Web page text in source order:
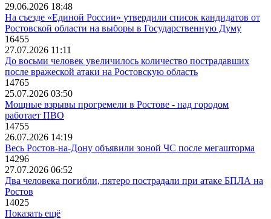
29.06.2026 18:48
На съезде «Единой России» утвердили список кандидатов от
Ростовской области на выборы в Государственную Думу
16455
27.07.2026 11:11
До восьми человек увеличилось количество пострадавших
после вражеской атаки на Ростовскую область
14765
25.07.2026 03:50
Мощные взрывы прогремели в Ростове - над городом
работает ПВО
14755
26.07.2026 14:19
Весь Ростов-на-Дону объявили зоной ЧС после мегашторма
14296
27.07.2026 06:52
Два человека погибли, пятеро пострадали при атаке БПЛА на
Ростов
14025
Показать ещё